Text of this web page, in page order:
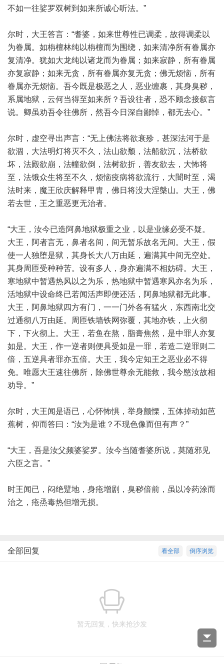
不如一往娑罗双树到如来所诚心听法。”
尔时，大王答言：“耆婆，如来世尊性已调柔，故得调柔以
为眷属。如栴檀林纯以栴檀而为围绕，如来清净所有眷属亦
复清净。犹如大龙纯以诸龙而为眷属；如来寂静，所有眷属
亦复寂静；如来无贪，所有眷属亦复无贪；佛无烦恼，所有
眷属亦无烦恼。吾今既是极恶之人，恶业缠裹，其身臭秽，
系属地狱，云何当得至如来所？吾设往者，恐不顾念接叙言
说。卿虽劝吾令往佛所，然吾今日深自鄙悼，都无去心。”
尔时，虚空寻出声言：“无上佛法将欲衰殄，甚深法河于是
欲涸，大法明灯将灭不久，法山欲颓，法船欲沉，法桥欲
坏，法殿欲崩，法幢欲倒，法树欲折，善友欲去，大怖将
至，法饿众生将至不久，烦恼疫病将欲流行，大闇时至，渴
法时来，魔王欣庆解释甲胄，佛日将没大涅槃山。大王，佛
若去世，王之重恶更无治者。
“大王，汝今已造阿鼻地狱极重之业，以是业缘必受不疑。
大王，阿者言无，鼻者名间，间无暂乐故名无间。大王，假
使一人独堕是狱，其身长大八万由延，遍满其中间无空处。
其身周匝受种种苦。设有多人，身亦遍满不相妨碍。大王，
寒地狱中暂遇热风以之为乐，热地狱中暂遇寒风亦名为乐，
活地狱中设命终已若闻活声即便还活，阿鼻地狱都无此事。
大王，阿鼻地狱四方有门，一一门外各有猛火，东西南北交
过通彻八万由延。周匝铁墙铁网弥覆，其地亦铁，上火彻
下，下火彻上。大王，若鱼在熬，脂膏焦然，是中罪人亦复
如是。大王，作一逆者则便具受如是一罪，若造二逆罪则二
倍，五逆具者罪亦五倍。大王，我今定知王之恶业必不得
免。唯愿大王速往佛所，除佛世尊余无能救，我今愍汝故相
劝导。”
尔时，大王闻是语已，心怀怖惧，举身颤慄，五体掉动如芭
蕉树，仰而答曰：“汝为是谁？不现色像而但有声？”
“大王，吾是汝父频婆娑罗。汝今当随耆婆所说，莫随邪见
六臣之言。”
时王闻已，闷绝躄地，身疮增剧，臭秽倍前，虽以冷药涂而
治之，疮烝毒热但增无损。
倒序浏览
看全部
全部回复
暂无回复，快来抢沙发